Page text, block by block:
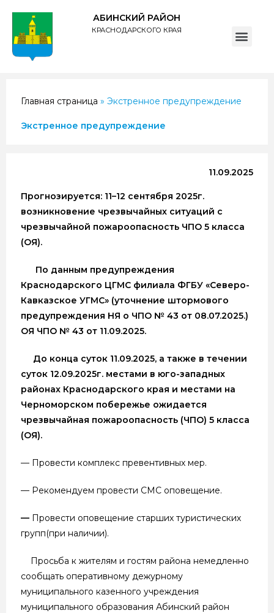
АБИНСКИЙ РАЙОН
КРАСНОДАРСКОГО КРАЯ
Главная страница » Экстренное предупреждение
Экстренное предупреждение
11.09.2025
Прогнозируется: 11–12 сентября 2025г.
возникновение чрезвычайных ситуаций с
чрезвычайной пожароопасность ЧПО 5 класса
(ОЯ).
По данным предупреждения
Краснодарского ЦГМС филиала ФГБУ «Северо-
Кавказское УГМС» (уточнение штормового
предупреждения НЯ о ЧПО № 43 от 08.07.2025.)
ОЯ ЧПО № 43 от 11.09.2025.
До конца суток 11.09.2025, а также в течении
суток 12.09.2025г. местами в юго-западных
районах Краснодарского края и местами на
Черноморском побережье ожидается
чрезвычайная пожароопасность (ЧПО) 5 класса
(ОЯ).
— Провести комплекс превентивных мер.
— Рекомендуем провести СМС оповещение.
— Провести оповещение старших туристических
групп(при наличии).
Просьба к жителям и гостям района немедленно
сообщать оперативному дежурному
муниципального казенного учреждения
муниципального образования Абинский район